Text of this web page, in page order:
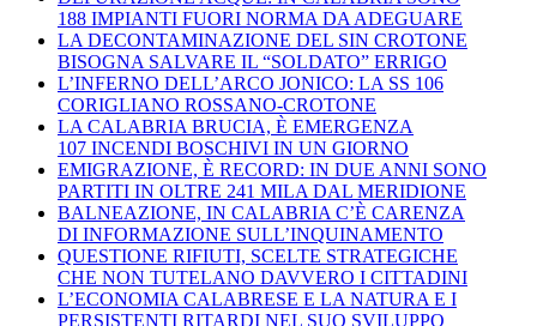
188 IMPIANTI FUORI NORMA DA ADEGUARE
LA DECONTAMINAZIONE DEL SIN CROTONE
BISOGNA SALVARE IL “SOLDATO” ERRIGO
L’INFERNO DELL’ARCO JONICO: LA SS 106
CORIGLIANO ROSSANO-CROTONE
LA CALABRIA BRUCIA, È EMERGENZA
107 INCENDI BOSCHIVI IN UN GIORNO
EMIGRAZIONE, È RECORD: IN DUE ANNI SONO
PARTITI IN OLTRE 241 MILA DAL MERIDIONE
BALNEAZIONE, IN CALABRIA C’È CARENZA
DI INFORMAZIONE SULL’INQUINAMENTO
QUESTIONE RIFIUTI, SCELTE STRATEGICHE
CHE NON TUTELANO DAVVERO I CITTADINI
L’ECONOMIA CALABRESE E LA NATURA E I
PERSISTENTI RITARDI NEL SUO SVILUPPO